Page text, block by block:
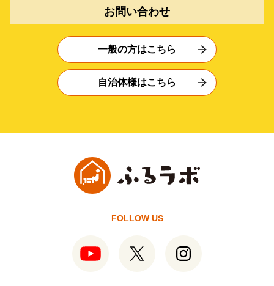
お問い合わせ
一般の方はこちら
自治体様はこちら
FOLLOW US